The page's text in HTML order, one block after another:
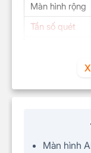
Màn hình rộng
Tần số quét
CHIP
(CPU)
Màn hình